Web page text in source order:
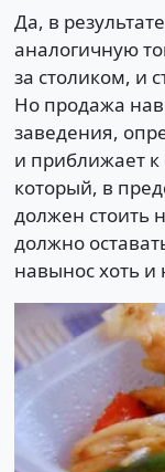
Да, в
аналогичную
за столиком, и
Но продажа
заведения,
и приближает
который, в
должен стоить
должно
навынос хоть